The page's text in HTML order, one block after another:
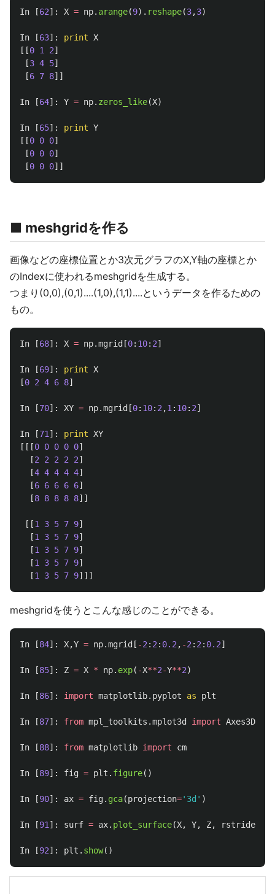
In [62]: X = np. arange(9). reshape(3,3)
In [63]: print X
[[0 1 2]
[3 4 5]
[6 7 8]]
In [64]: Y = np. zeros_like(X)
In [65]: print Y
[[0 0 0]
[0 0 0]
[0 0 0]]
■ meshgridを作る
画像などの座標位置とか3次元グラフのX,Y軸の座標とか
のIndexに使われるmeshgridを生成する。
つまり(0,0),(0,1)....(1,0),(1,1)....というデータを作るための
もの。
In [68]: X = np.mgrid [0: 10: 2]
In [69]: print X
[0 2 4 6 8]
In [70]: XY = np.mgrid [0: 10: 2 ,1 : 10: 2]
In [71 ]: print XY
[[[0 0 0 0 0]
[2 2 2 2 2]
[4 4 4 4 4]
[6 6 6 6 6]
[8 8 8 8 8]]
[[1 3 5 7 9]
[1 3 5 7 9]
[1 3 5 7 9]
[1 3 5 7 9]
[1 3 5 7 9]]]
meshgridを使うとこんな感じのことができる。
In [84]: X,Y = np.mgrid [ -2 : 2 : 0.2 , -2 : 2 : 0.2]
In [85]: Z = X * np. exp( -X**2-Y**2)
In [86]: import matplotlib.pyplot as plt
In [87]: from mpl_toolkits.mplot3d import Axes3D
In [88]: from matplotlib import cm
In [89]: fig = plt . figure()
In [90]: ax = fig. gca(projection=' 3d ' )
In [91 ]: surf = ax. plot_surface(X, Y, Z, rstride
In [92]: plt . show()